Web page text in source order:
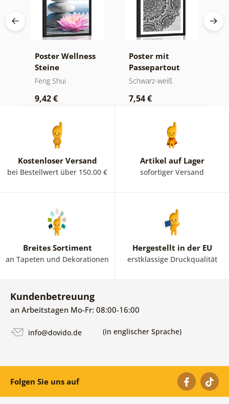
Poster Wellness
Steine
Feng Shui
9,42 €
Poster mit
Passepartout
Blumenmandala
Schwarz-weiß
7,54 €
Kostenloser Versand
bei Bestellwert über 150.00 €
Artikel auf Lager
sofortiger Versand
Breites Sortiment
an Tapeten und Dekorationen
Hergestellt in der EU
erstklassige Druckqualität
Kundenbetreuung
an Arbeitstagen Mo-Fr: 08:00-16:00
info@dovido.de (in englischer Sprache)
Folgen Sie uns auf